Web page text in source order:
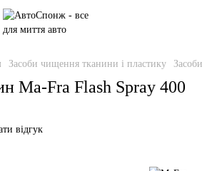
Засоби чищення тканини і пластику
Ma-Fra Flash Spray 400
відгук